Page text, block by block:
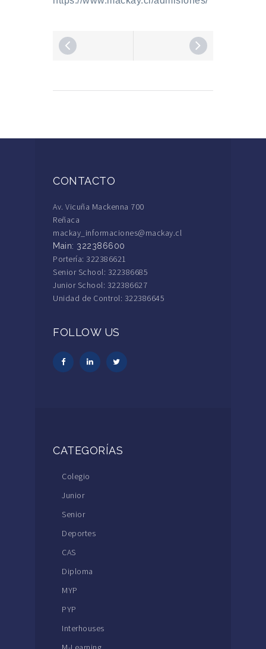
CONTACTO
Av. Vicuña Mackenna 700
Reñaca
mackay_informaciones@mackay.cl
Main: 322386600
Portería: 322386621
Senior School: 322386685
Junior School: 322386627
Unidad de Control: 322386645
FOLLOW US
CATEGORÍAS
Colegio
Junior
Senior
Deportes
CAS
Diploma
MYP
PYP
Interhouses